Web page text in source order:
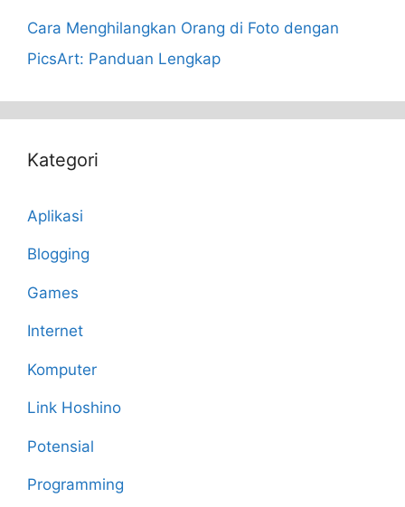
Cara Menghilangkan Orang di Foto dengan
PicsArt: Panduan Lengkap
Kategori
Aplikasi
Blogging
Games
Internet
Komputer
Link Hoshino
Potensial
Programming